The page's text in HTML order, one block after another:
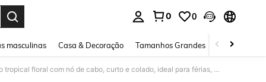
0 0
masculinas Casa & Decoração Tamanhos Grandes Joias e
Melissa Matos Vestidos femininos de padrão tecido tropical floral com nó de cabo, curto e colado, ideal para férias, vestido tropical, vestido de praia, vestidos de verão para mulheres